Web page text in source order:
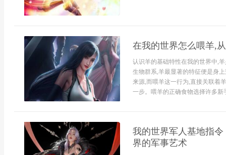
在我的世界怎么喂羊,
认识羊的基础特性在我的世界中,
生物群系,羊最显著的特征便是身
来源,而喂羊这一行为,直接关联着
一步。喂羊的正确食物选择许多
我的世界军人基地指
界的军事艺术